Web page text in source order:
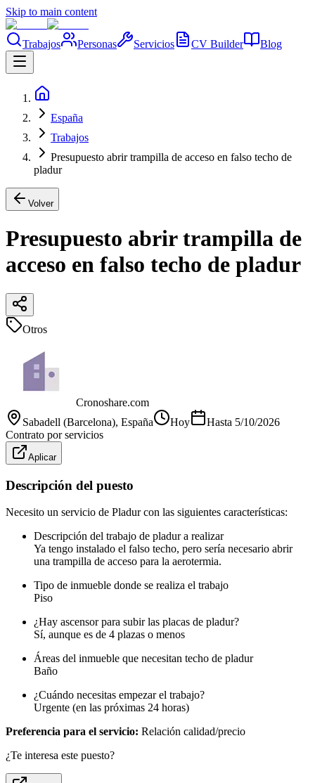
Skip to main content
Trabajos Personas Servicios CV Builder Blog
España
Trabajos
Presupuesto abrir trampilla de acceso en falso techo de
pladur
Volver
Presupuesto abrir trampilla de
acceso en falso techo de pladur
Otros
Cronoshare.com
Sabadell (Barcelona), España Hoy Hasta 5/10/2026
Contrato por servicios
Aplicar
Descripción del puesto
Necesito un servicio de Pladur con las siguientes características:
Descripción del trabajo de pladur a realizar
Ya tengo instalado el falso techo, pero sería necesario abrir
una trampilla de acceso para la aerotermia.
Tipo de inmueble donde se realiza el trabajo
Piso
¿Hay ascensor para subir las placas de pladur?
Sí, aunque es de 4 plazas o menos
Áreas del inmueble que necesitan techo de pladur
Baño
¿Cuándo necesitas empezar el trabajo?
Urgente (en las próximas 24 horas)
Preferencia para el servicio: Relación calidad/precio
¿Te interesa este puesto?